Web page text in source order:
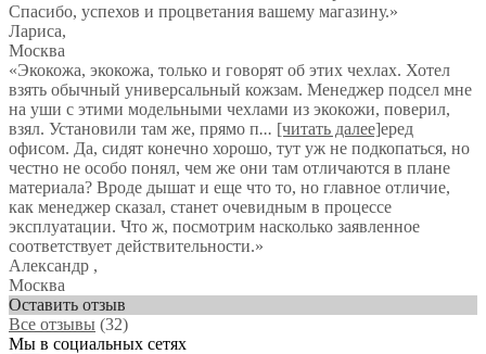
Спасибо, успехов и процветания вашему магазину.»
Лариса,
Москва
«Экокожа, экокожа, только и говорят об этих чехлах. Хотел
взять обычный универсальный кожзам. Менеджер подсел мне
на уши с этими модельными чехлами из экокожи, поверил,
взял. Установили там же, прямо п... [читать далее]еред
офисом. Да, сидят конечно хорошо, тут уж не подкопаться, но
честно не особо понял, чем же они там отличаются в плане
материала? Вроде дышат и еще что то, но главное отличие,
как менеджер сказал, станет очевидным в процессе
эксплуатации. Что ж, посмотрим насколько заявленное
соответствует действительности.»
Александр ,
Москва
Оставить отзыв
Все отзывы (32)
Мы в социальных сетях